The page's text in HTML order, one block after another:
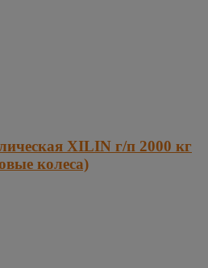
XILIN г/п 2000 кг
колеса)